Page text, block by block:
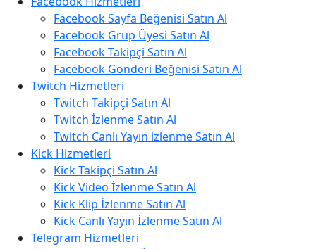
Facebook Sayfa Beğenisi Satın Al
Facebook Grup Üyesi Satın Al
Facebook Takipçi Satın Al
Facebook Gönderi Beğenisi Satın Al
Twitch Hizmetleri
Twitch Takipçi Satın Al
Twitch İzlenme Satın Al
Twitch Canlı Yayın izlenme Satın Al
Kick Hizmetleri
Kick Takipçi Satın Al
Kick Video İzlenme Satın Al
Kick Klip İzlenme Satın Al
Kick Canlı Yayın İzlenme Satın Al
Telegram Hizmetleri